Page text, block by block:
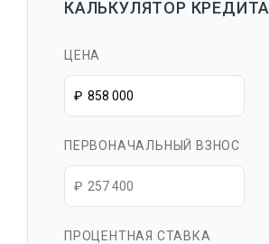
КАЛЬКУЛЯТОР КРЕДИТА
ЦЕНА
ПЕРВОНАЧАЛЬНЫЙ ВЗНОС
ПРОЦЕНТНАЯ СТАВКА